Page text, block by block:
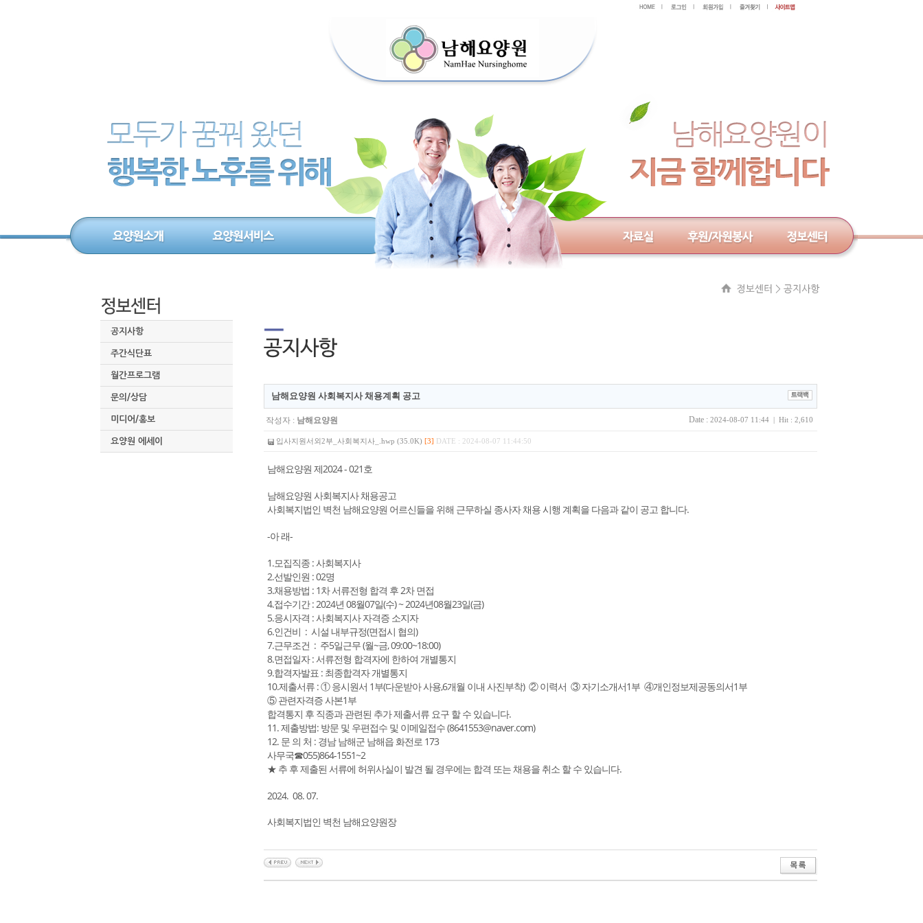
공지사항
주간식단표
월간프로그램
문의/상담
미디어/홍보
요양원 에세이
남해요양원 사회복지사 채용계획 공고
작성자 : 남해요양원 Date : 2024-08-07 11:44 | Hit : 2,610
입사지원서외2부_사회복지사_.hwp (35.0K) [3] DATE : 2024-08-07 11:44:50
남해요양원 제2024 - 021호
남해요양원 사회복지사 채용공고
사회복지법인 벽천 남해요양원 어르신들을 위해 근무하실 종사자 채용 시행 계획을 다음과 같이 공고 합니다.
-아 래-
1.모집직종 : 사회복지사
2.선발인원 : 02명
3.채용방법 : 1차 서류전형 합격 후 2차 면접
4.접수기간 : 2024년 08월07일(수) ~ 2024년08월23일(금)
5.응시자격 : 사회복지사 자격증 소지자
6.인건비 : 시설 내부규정(면접시 협의)
7.근무조건 : 주5일근무 (월~금, 09:00~18:00)
8.면접일자 : 서류전형 합격자에 한하여 개별통지
9.합격자발표 : 최종합격자 개별통지
10.제출서류 : ① 응시원서 1부(다운받아 사용,6개월 이내 사진부착) ② 이력서 ③ 자기소개서1부 ④개인정보제공동의서1부
⑤ 관련자격증 사본1부
합격통지 후 직종과 관련된 추가 제출서류 요구 할 수 있습니다.
11. 제출방법: 방문 및 우편접수 및 이메일접수 (8641553@naver.com)
12. 문 의 처 : 경남 남해군 남해읍 화전로 173
사무국☎055)864-1551~2
★ 추 후 제출된 서류에 허위사실이 발견 될 경우에는 합격 또는 채용을 취소 할 수 있습니다.
2024. 08. 07.
사회복지법인 벽천 남해요양원장